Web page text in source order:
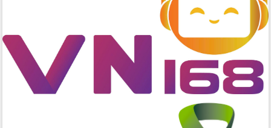
Phát động chiến dịch 30 ngày đêm
giải phóng mặt bằng Tuyến đường bộ
ven biển
Đắk Lắk nỗ lực thúc đẩy tăng trưởng
kinh tế từ 10% trở lên trong Quý